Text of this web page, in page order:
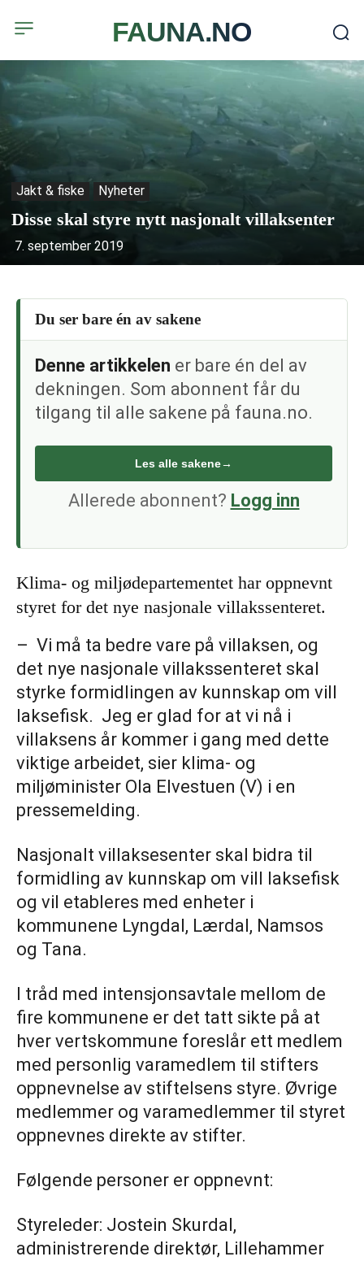
FAUNA.NO
Jakt & fiske Nyheter
Disse skal styre nytt nasjonalt villaksenter
7. september 2019
Du ser bare én av sakene
Denne artikkelen er bare én del av
dekningen. Som abonnent får du
tilgang til alle sakene på fauna.no.
Les alle sakene→
Allerede abonnent? Logg inn
Klima- og miljødepartementet har oppnevnt
styret for det nye nasjonale villakssenteret.
– Vi må ta bedre vare på villaksen, og
det nye nasjonale villakssenteret skal
styrke formidlingen av kunnskap om vill
laksefisk. Jeg er glad for at vi nå i
villaksens år kommer i gang med dette
viktige arbeidet, sier klima- og
miljøminister Ola Elvestuen (V) i en
pressemelding.
Nasjonalt villaksesenter skal bidra til
formidling av kunnskap om vill laksefisk
og vil etableres med enheter i
kommunene Lyngdal, Lærdal, Namsos
og Tana.
I tråd med intensjonsavtale mellom de
fire kommunene er det tatt sikte på at
hver vertskommune foreslår ett medlem
med personlig varamedlem til stifters
oppnevnelse av stiftelsens styre. Øvrige
medlemmer og varamedlemmer til styret
oppnevnes direkte av stifter.
Følgende personer er oppnevnt:
Styreleder: Jostein Skurdal,
administrerende direktør, Lillehammer